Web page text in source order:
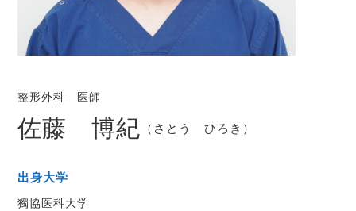
整形外科 医師
佐藤 博紀 （さとう ひろき）
出身大学
獨協医科大学